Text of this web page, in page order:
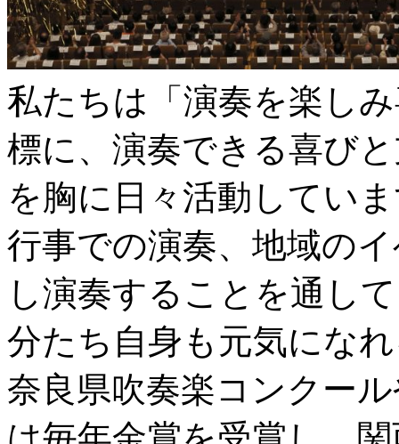
私たちは「演奏を楽し
標に、演奏できる喜び
を胸に日々活動してい
行事での演奏、地域の
し演奏することを通し
分たち自身も元気にな
奈良県吹奏楽コンクー